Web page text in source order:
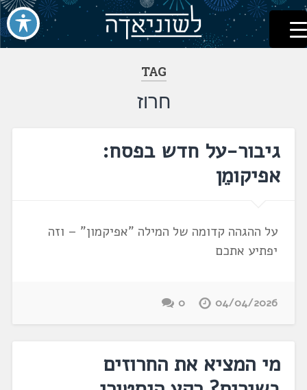
דלג
לתוכן
לשוניאדה
עברית. לשון. שפה
TAG
חרוז
גיבור-על חדש בפסח:
אפיקומֵן
על ההגהה קדומה של המילה "אפיקמון" – וזה
יפתיע אתכם
04/04/2026
0
מי המציא את החרוזים